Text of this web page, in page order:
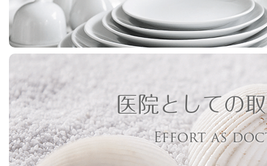
医院としての
Effort as